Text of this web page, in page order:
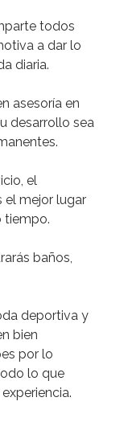
todos
a dar lo
diaria.
asesoría en
desarrollo sea
el
el mejor lugar
tiempo.
baños,
deportiva y
bien
por lo
lo que